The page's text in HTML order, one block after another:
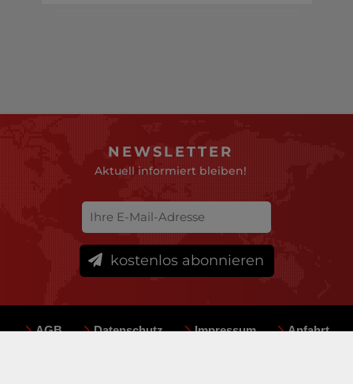
NEWSLETTER
Aktuell informiert bleiben!
kostenlos abonnieren
AGB Datenschutz Impressum
Anfahrt